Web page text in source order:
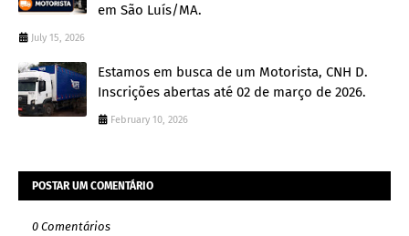
em São Luís/MA.
July 15, 2026
Estamos em busca de um Motorista, CNH D.
Inscrições abertas até 02 de março de 2026.
February 10, 2026
POSTAR UM COMENTÁRIO
0 Comentários